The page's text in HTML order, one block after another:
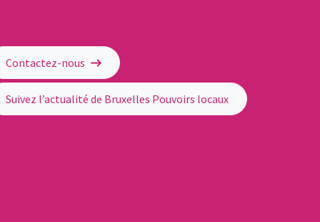
Contactez-nous
Suivez l’actualité de Bruxelles Pouvoirs locaux